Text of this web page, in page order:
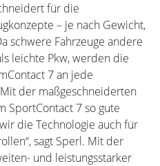
für die
– je nach Gewicht,
schwere Fahrzeuge andere
leichte Pkw, werden die
7 an jede
der maßgeschneiderten
SportContact 7 so gute
die Technologie auch für
sagt Sperl. Mit der
und leistungsstarker